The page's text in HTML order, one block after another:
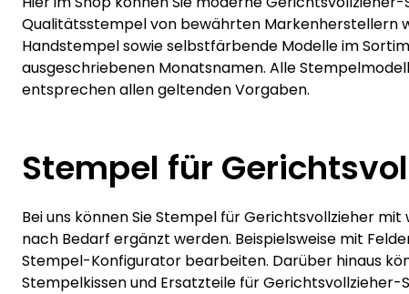
Qualitätsstempel von bewährten Markenherstellern
Handstempel sowie selbstfärbende Modelle im
ausgeschriebenen Monatsnamen. Alle
entsprechen allen geltenden Vorgaben.
Stempel für
Bei uns können Sie Stempel für Gerichtsvollzieher
nach Bedarf ergänzt werden. Beispielsweise mit
Stempel-Konfigurator bearbeiten. Darüber hinaus
Stempelkissen und Ersatzteile für Gerichtsvollzieher-